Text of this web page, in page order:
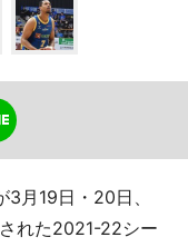
月19日・20日、
れた2021-22シー